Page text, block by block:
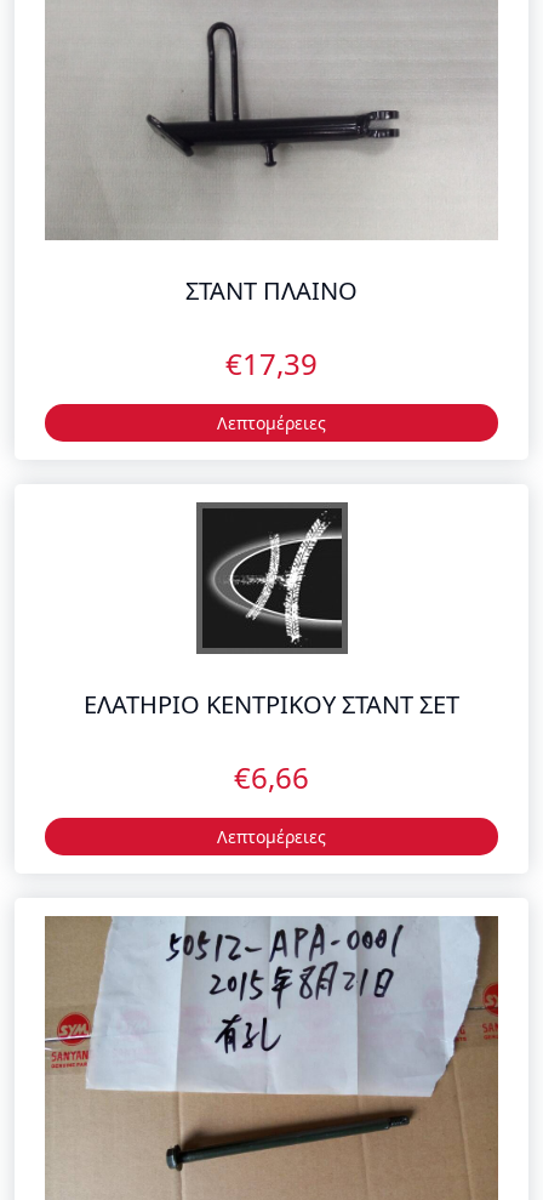
ΣΤΑΝΤ ΠΛΑΙΝΟ
€17,39
Λεπτομέρειες
ΕΛΑΤΗΡΙΟ ΚΕΝΤΡΙΚΟΥ ΣΤΑΝΤ ΣΕΤ
€6,66
Λεπτομέρειες